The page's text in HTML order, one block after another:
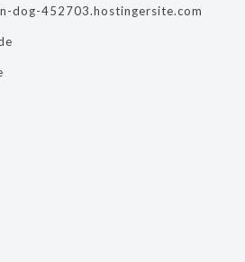
dog-452703.hostingersite.com